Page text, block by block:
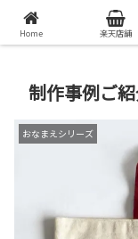
オリジナル
制作事例ご
おなまえシリーズ
Home 楽天店舗